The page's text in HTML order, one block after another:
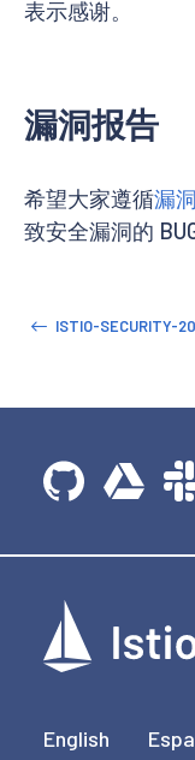
表示感谢。
漏洞报告
希望大家遵循漏
致安全漏洞的 BUG
ISTIO-SECURITY-
English